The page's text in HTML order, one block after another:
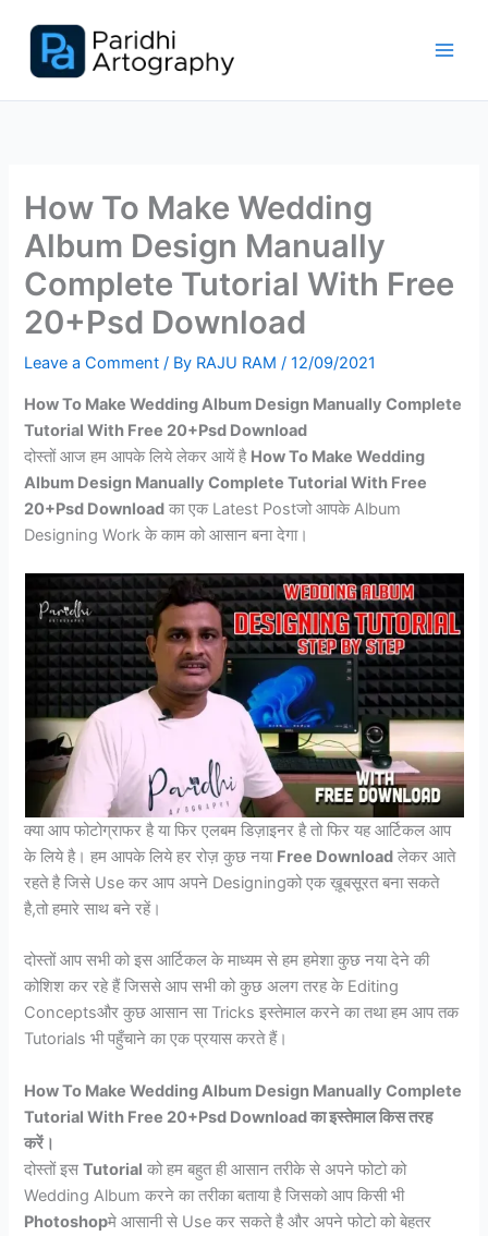
content
How To Make Wedding
Album Design Manually
Complete Tutorial With Free
20+Psd Download
Leave a Comment / By RAJU RAM/12/09/2021
How To Make Wedding Album Design Manually Complete
Tutorial With Free 20+Psd Download
दोस्तों आज हम आपके लिये लेकर आयें है How To Make Wedding
Album Design Manually Complete Tutorial With Free
20+Psd Download का एक Latest Postजो आपके Album
Designing Work के काम को आसान बना देगा।
क्या आप फोटोग्राफर है या फिर एलबम डिज़ाइनर है तो फिर यह आर्टिकल आप
के लिये है। हम आपके लिये हर रोज़ कुछ नया Free Download लेकर आते
रहते है जिसे Use कर आप अपने Designingको एक ख़ूबसूरत बना सकते
है,तो हमारे साथ बने रहें।
दोस्तों आप सभी को इस आर्टिकल के माध्यम से हम हमेशा कुछ नया देने की
कोशिश कर रहे हैं जिससे आप सभी को कुछ अलग तरह के Editing
Conceptsऔर कुछ आसान सा Tricks इस्तेमाल करने का तथा हम आप तक
Tutorials भी पहुँचाने का एक प्रयास करते हैं।
How To Make Wedding Album Design Manually Complete
Tutorial With Free 20+Psd Download का इस्तेमाल किस तरह
करें।
दोस्तों इसTutorial को हम बहुत ही आसान तरीके से अपने फोटो को
Wedding Album करने का तरीका बताया है जिसको आप किसी भी
Photoshopमे आसानी से Use कर सकते है और अपने फोटो को बेहतर